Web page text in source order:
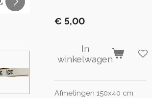
€ 5,00
In
winkelwagen
Afmetingen 150x40 cm